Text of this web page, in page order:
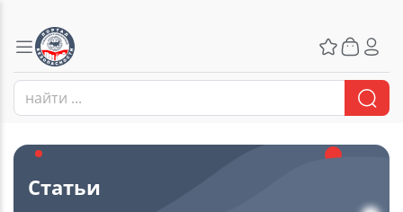
Статьи